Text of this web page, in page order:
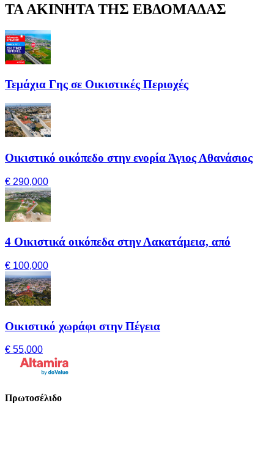
ΤΑ ΑΚΙΝΗΤΑ ΤΗΣ ΕΒΔΟΜΑΔΑΣ
Τεμάχια Γης σε Οικιστικές Περιοχές
Οικιστικό οικόπεδο στην ενορία Άγιος Αθανάσιος
€ 290,000
4 Οικιστικά οικόπεδα στην Λακατάμεια, από
€ 100,000
Οικιστικό χωράφι στην Πέγεια
€ 55,000
Πρωτοσέλιδο